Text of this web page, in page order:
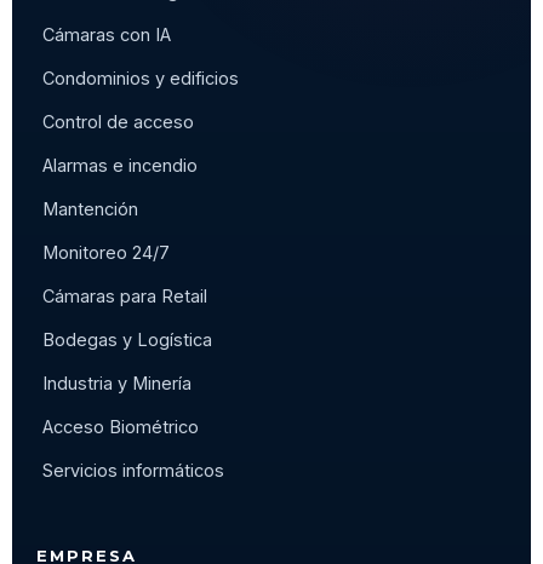
Cámaras con IA
Condominios y edificios
Control de acceso
Alarmas e incendio
Mantención
Monitoreo 24/7
Cámaras para Retail
Bodegas y Logística
Industria y Minería
Acceso Biométrico
Servicios informáticos
EMPRESA